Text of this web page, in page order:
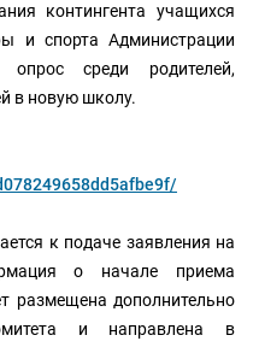
контингента учащихся
и спорта Администрации
среди родителей,
в новую школу.
к подаче заявления на
о начале приема
размещена дополнительно
и направлена в